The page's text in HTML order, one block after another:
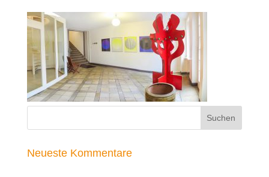
Neueste Kommentare